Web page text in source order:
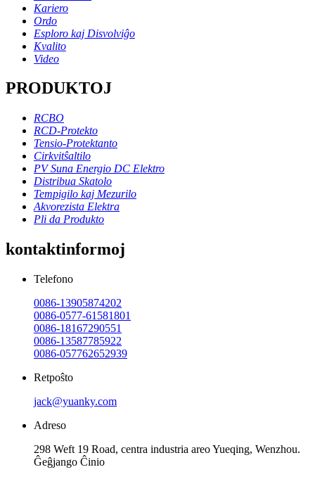
Kariero
Ordo
Esploro kaj Disvolviĝo
Kvalito
Video
PRODUKTOJ
RCBO
RCD-Protekto
Tensio-Protektanto
Cirkvitŝaltilo
PV Suna Energio DC Elektro
Distribua Skatolo
Tempigilo kaj Mezurilo
Akvorezista Elektra
Pli da Produkto
kontaktinformoj
Telefono
0086-13905874202
0086-0577-61581801
0086-18167290551
0086-13587785922
0086-057762652939
Retpoŝto
jack@yuanky.com
Adreso
298 Weft 19 Road, centra industria areo Yueqing, Wenzhou.
Ĝeĝjango Ĉinio